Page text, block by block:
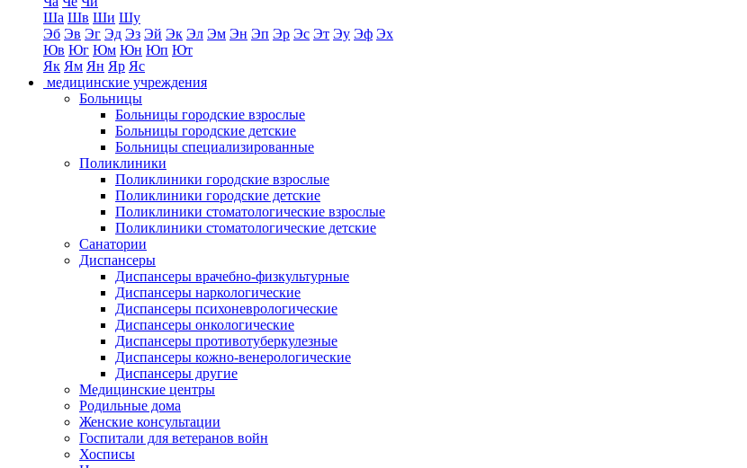
Ша Шв Ши Шу
Эб Эв Эг Эд Эз Эй Эк Эл Эм Эн Эп Эр Эс Эт Эу Эф Эх
Юв Юг Юм Юн Юп Ют
Як Ям Ян Яр Яс
медицинские учреждения
Больницы
Больницы городские взрослые
Больницы городские детские
Больницы специализированные
Поликлиники
Поликлиники городские взрослые
Поликлиники городские детские
Поликлиники стоматологические взрослые
Поликлиники стоматологические детские
Санатории
Диспансеры
Диспансеры врачебно-физкультурные
Диспансеры наркологические
Диспансеры психоневрологические
Диспансеры онкологические
Диспансеры противотуберкулезные
Диспансеры кожно-венерологические
Диспансеры другие
Медицинские центры
Родильные дома
Женские консультации
Госпитали для ветеранов войн
Хосписы